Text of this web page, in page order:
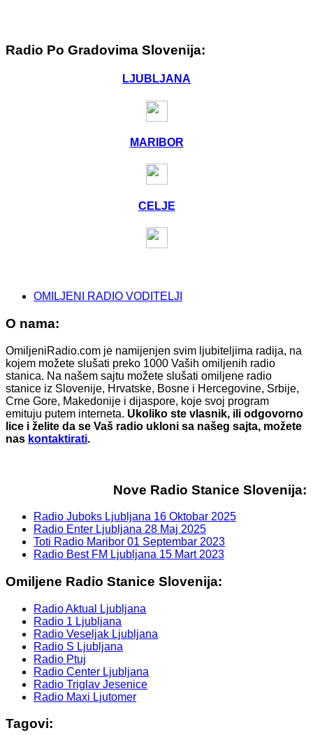
Radio Po Gradovima Slovenija:
LJUBLJANA
MARIBOR
CELJE
OMILJENI RADIO VODITELJI
O nama:
OmiljeniRadio.com je namijenjen svim ljubiteljima radija, na
kojem možete slušati preko 1000 Vaših omiljenih radio
stanica. Na našem sajtu možete slušati omiljene radio
stanice iz Slovenije, Hrvatske, Bosne i Hercegovine, Srbije,
Crne Gore, Makedonije i dijaspore, koje svoj program
emituju putem interneta. Ukoliko ste vlasnik, ili odgovorno
lice i želite da se Vaš radio ukloni sa našeg sajta, možete
nas kontaktirati.
Nove Radio Stanice Slovenija:
Radio Juboks Ljubljana 16 Oktobar 2025
Radio Enter Ljubljana 28 Maj 2025
Toti Radio Maribor 01 Septembar 2023
Radio Best FM Ljubljana 15 Mart 2023
Omiljene Radio Stanice Slovenija:
Radio Aktual Ljubljana
Radio 1 Ljubljana
Radio Veseljak Ljubljana
Radio S Ljubljana
Radio Ptuj
Radio Center Ljubljana
Radio Triglav Jesenice
Radio Maxi Ljutomer
Tagovi: